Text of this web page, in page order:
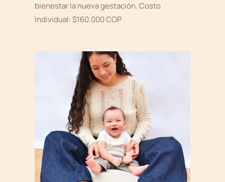
bienestar la nueva gestación. Costo
Individual: $160.000 COP